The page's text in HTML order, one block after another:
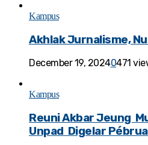
Kampus
Akhlak Jurnalisme,
December 19, 20240471
Kampus
Reuni Akbar Jeung
Unpad Digelar